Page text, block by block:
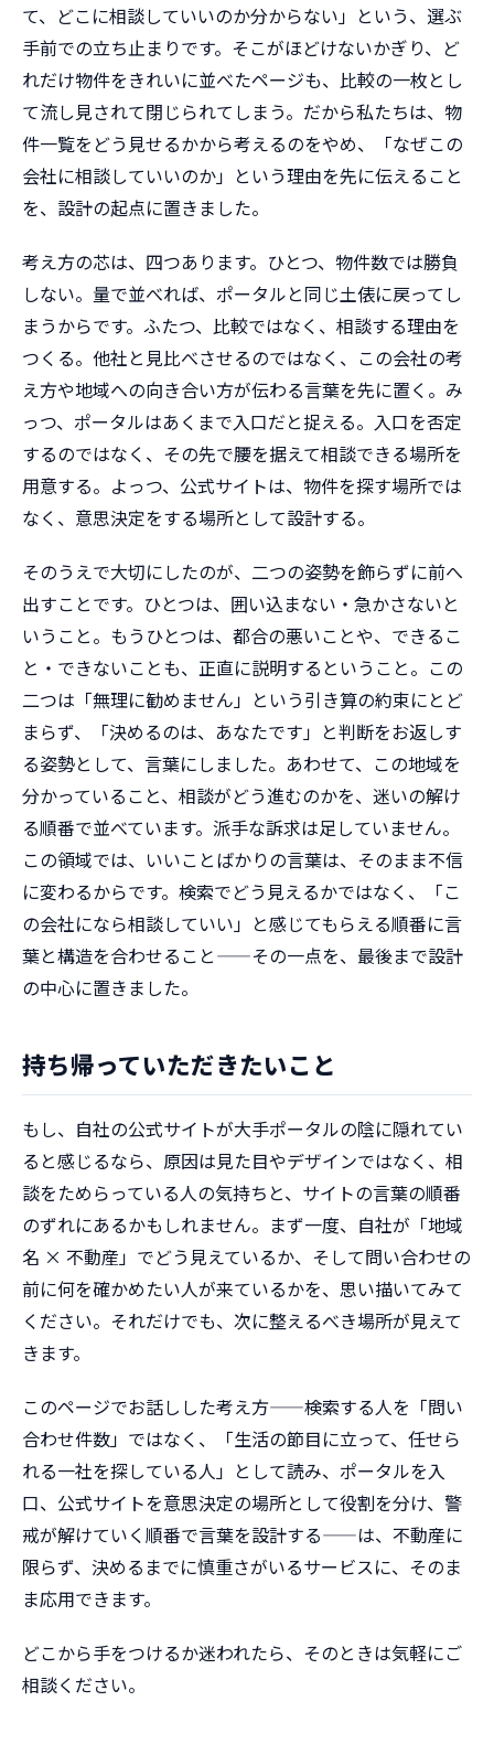
て、どこに相談していいのか分からない」という、選ぶ
手前での立ち止まりです。そこがほどけないかぎり、ど
れだけ物件をきれいに並べたページも、比較の一枚とし
て流し見されて閉じられてしまう。だから私たちは、物
件一覧をどう見せるかから考えるのをやめ、「なぜこの
会社に相談していいのか」という理由を先に伝えること
を、設計の起点に置きました。
考え方の芯は、四つあります。ひとつ、物件数では勝負
しない。量で並べれば、ポータルと同じ土俵に戻ってし
まうからです。ふたつ、比較ではなく、相談する理由を
つくる。他社と見比べさせるのではなく、この会社の考
え方や地域への向き合い方が伝わる言葉を先に置く。み
っつ、ポータルはあくまで入口だと捉える。入口を否定
するのではなく、その先で腰を据えて相談できる場所を
用意する。よっつ、公式サイトは、物件を探す場所では
なく、意思決定をする場所として設計する。
そのうえで大切にしたのが、二つの姿勢を飾らずに前へ
出すことです。ひとつは、囲い込まない・急かさないと
いうこと。もうひとつは、都合の悪いことや、できるこ
と・できないことも、正直に説明するということ。この
二つは「無理に勧めません」という引き算の約束にとど
まらず、「決めるのは、あなたです」と判断をお返しす
る姿勢として、言葉にしました。あわせて、この地域を
分かっていること、相談がどう進むのかを、迷いの解け
る順番で並べています。派手な訴求は足していません。
この領域では、いいことばかりの言葉は、そのまま不信
に変わるからです。検索でどう見えるかではなく、「こ
の会社になら相談していい」と感じてもらえる順番に言
葉と構造を合わせること——その一点を、最後まで設計
の中心に置きました。
持ち帰っていただきたいこと
もし、自社の公式サイトが大手ポータルの陰に隠れてい
ると感じるなら、原因は見た目やデザインではなく、相
談をためらっている人の気持ちと、サイトの言葉の順番
のずれにあるかもしれません。まず一度、自社が「地域
名 × 不動産」でどう見えているか、そして問い合わせの
前に何を確かめたい人が来ているかを、思い描いてみて
ください。それだけでも、次に整えるべき場所が見えて
きます。
このページでお話しした考え方——検索する人を「問い
合わせ件数」ではなく、「生活の節目に立って、任せら
れる一社を探している人」として読み、ポータルを入
口、公式サイトを意思決定の場所として役割を分け、警
戒が解けていく順番で言葉を設計する——は、不動産に
限らず、決めるまでに慎重さがいるサービスに、そのま
ま応用できます。
どこから手をつけるか迷われたら、そのときは気軽にご
相談ください。